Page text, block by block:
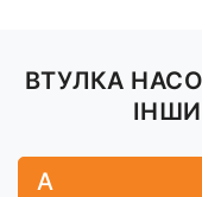
ВТУЛКА
A